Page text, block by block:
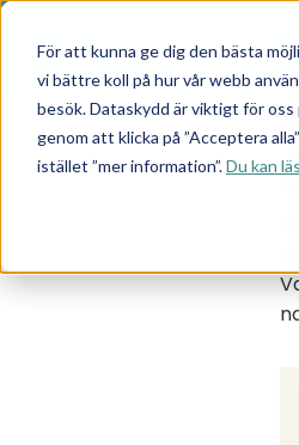
För att kunna ge dig den bästa
vi bättre koll på hur vår webb
besök. Dataskydd är viktigt för
genom att klicka på ”Acceptera
istället ”mer information”.Du kan